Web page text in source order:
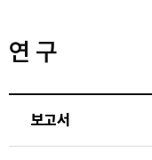
연 구
보고서